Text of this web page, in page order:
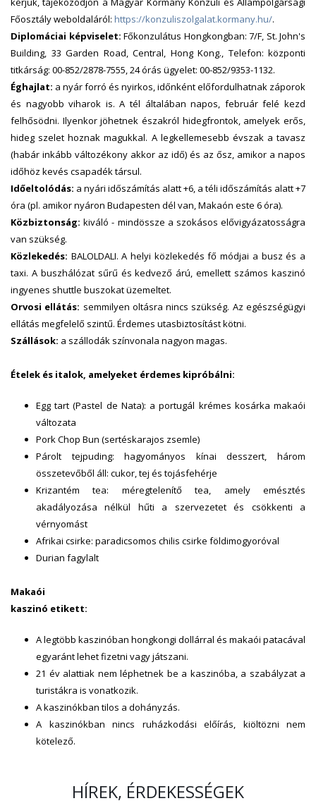
Főosztály weboldaláról: https://konzuliszolgalat.kormany.hu/.
Diplomáciai képviselet: Főkonzulátus Hongkongban: 7/F, St. John's
Building, 33 Garden Road, Central, Hong Kong., Telefon: központi
titkárság: 00-852/2878-7555, 24 órás ügyelet: 00-852/9353-1132.
Éghajlat: a nyár forró és nyirkos, időnként előfordulhatnak záporok
és nagyobb viharok is. A tél általában napos, február felé kezd
felhősödni. Ilyenkor jöhetnek északról hidegfrontok, amelyek erős,
hideg szelet hoznak magukkal. A legkellemesebb évszak a tavasz
(habár inkább változékony akkor az idő) és az ősz, amikor a napos
időhöz kevés csapadék társul.
Időeltolódás: a nyári időszámítás alatt +6, a téli időszámítás alatt +7
óra (pl. amikor nyáron Budapesten dél van, Makaón este 6 óra).
Közbiztonság: kiváló - mindössze a szokásos elővigyázatosságra
van szükség.
Közlekedés: BALOLDALI. A helyi közlekedés fő módjai a busz és a
taxi. A buszhálózat sűrű és kedvező árú, emellett számos kaszinó
ingyenes shuttle buszokat üzemeltet.
Orvosi ellátás: semmilyen oltásra nincs szükség. Az egészségügyi
ellátás megfelelő szintű. Érdemes utasbiztosítást kötni.
Szállások: a szállodák színvonala nagyon magas.
Ételek és italok, amelyeket érdemes kipróbálni:
Egg tart (Pastel de Nata): a portugál krémes kosárka makaói
változata
Pork Chop Bun (sertéskarajos zsemle)
Párolt tejpuding: hagyományos kínai desszert, három
összetevőből áll: cukor, tej és tojásfehérje
Krizantém tea: méregtelenítő tea, amely emésztés
akadályozása nélkül hűti a szervezetet és csökkenti a
vérnyomást
Afrikai csirke: paradicsomos chilis csirke földimogyoróval
Durian fagylalt
Makaói
kaszinó etikett:
A legtöbb kaszinóban hongkongi dollárral és makaói patacával
egyaránt lehet fizetni vagy játszani.
21 év alattiak nem léphetnek be a kaszinóba, a szabályzat a
turistákra is vonatkozik.
A kaszinókban tilos a dohányzás.
A kaszinókban nincs ruházkodási előírás, kiöltözni nem
kötelező.
HÍREK, ÉRDEKESSÉGEK